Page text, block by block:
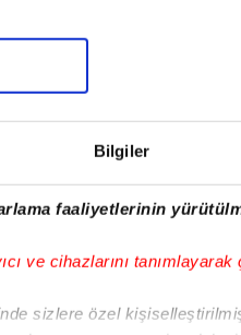
Bilgiler
faaliyetlerinin
ve cihazlarını tanımlayarak
sizlere özel
0 0
Oynama
0
Oliveira dos